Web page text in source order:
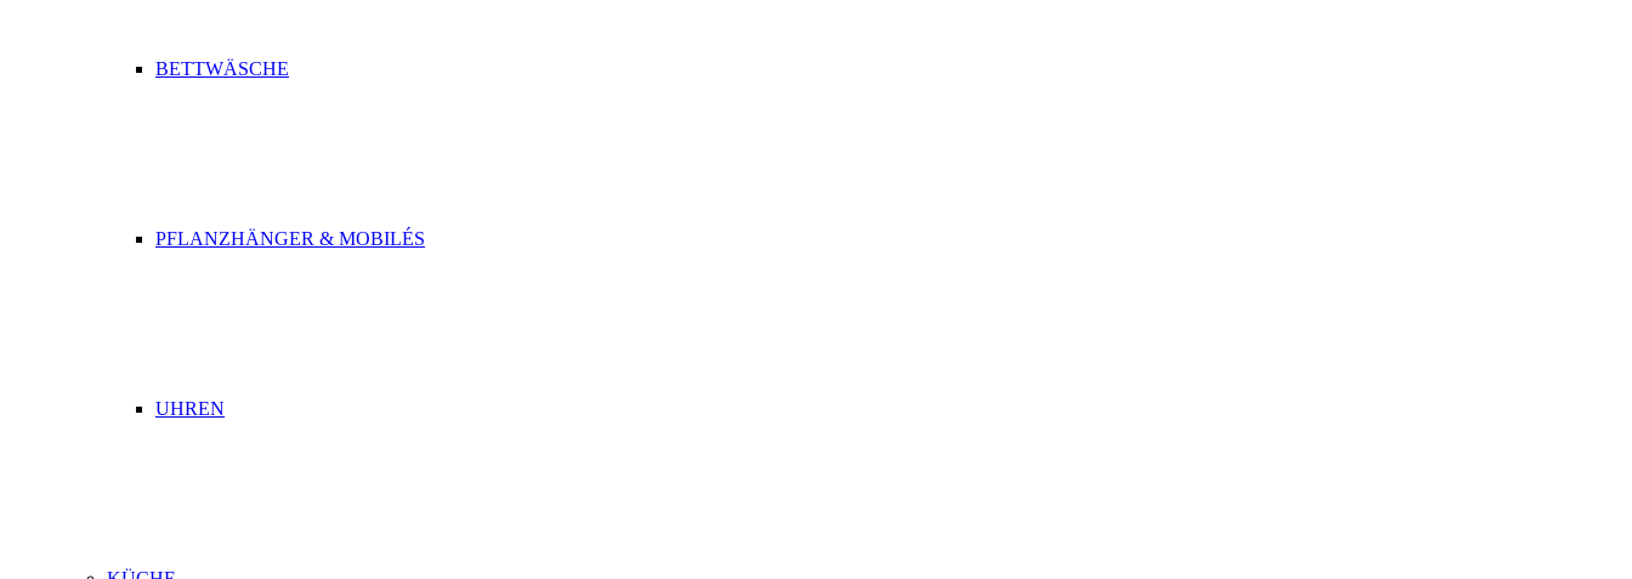
BETTWÄSCHE
PFLANZHÄNGER & MOBILÉS
UHREN